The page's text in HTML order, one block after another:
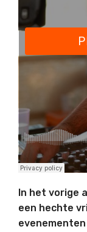
In het vorige
een hechte